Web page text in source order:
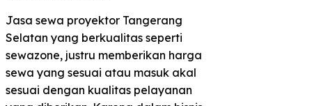
Jasa sewa proyektor Tangerang
Selatan yang berkualitas seperti
sewazone, justru memberikan harga
sewa yang sesuai atau masuk akal
sesuai dengan kualitas pelayanan